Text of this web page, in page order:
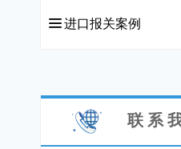
끀进口报关案例
联 系